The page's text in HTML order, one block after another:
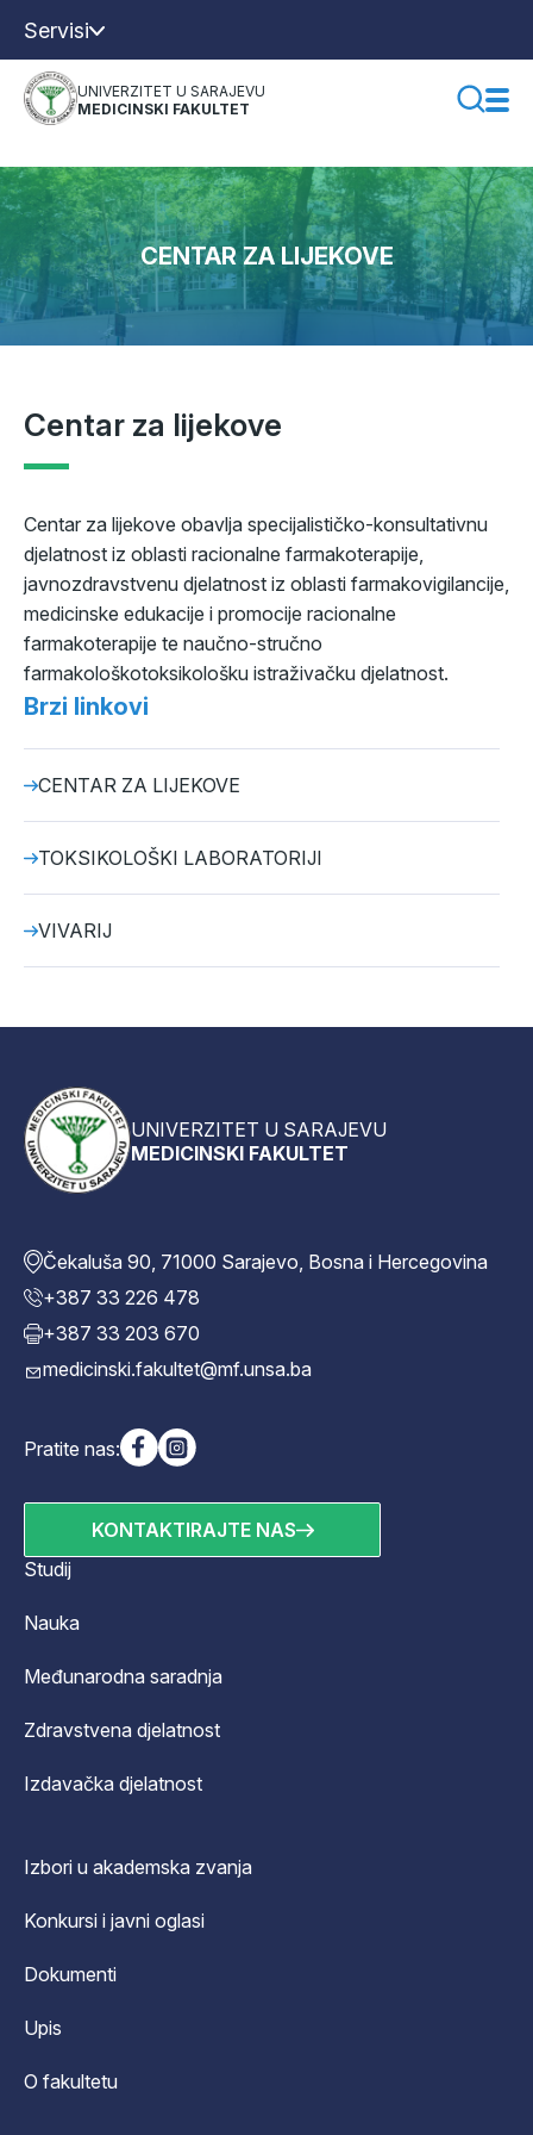
Servisi
UNIVERZITET U SARAJEVU
MEDICINSKI FAKULTET
CENTAR ZA LIJEKOVE
Centar za lijekove
Centar za lijekove obavlja specijalističko-konsultativnu
djelatnost iz oblasti racionalne farmakoterapije,
javnozdravstvenu djelatnost iz oblasti farmakovigilancije,
medicinske edukacije i promocije racionalne
farmakoterapije te naučno-stručno
farmakološkotoksikološku istraživačku djelatnost.
Brzi linkovi
CENTAR ZA LIJEKOVE
TOKSIKOLOŠKI LABORATORIJI
VIVARIJ
UNIVERZITET U SARAJEVU
MEDICINSKI FAKULTET
Čekaluša 90, 71000 Sarajevo, Bosna i Hercegovina
+387 33 226 478
+387 33 203 670
medicinski.fakultet@mf.unsa.ba
Pratite nas:
KONTAKTIRAJTE NAS
Studij
Nauka
Međunarodna saradnja
Zdravstvena djelatnost
Izdavačka djelatnost
Izbori u akademska zvanja
Konkursi i javni oglasi
Dokumenti
Upis
O fakultetu